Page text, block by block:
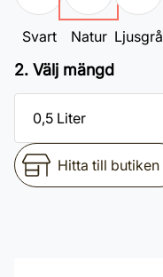
Svart Natur Ljusgrå
2. Välj mängd
Hitta till butiken